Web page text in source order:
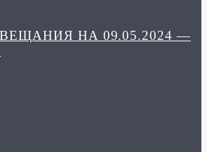
НА 09.05.2024 —